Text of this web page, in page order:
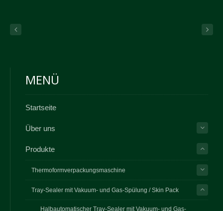
MENÜ
Startseite
Über uns
Produkte
Thermoformverpackungsmaschine
Tray-Sealer mit Vakuum- und Gas-Spülung / Skin Pack
Halbautomatischer Tray-Sealer mit Vakuum- und Gas-